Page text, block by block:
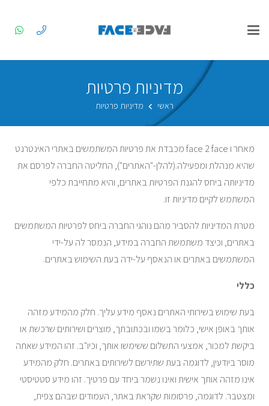
מדיניות פרטיות
ראשי מדיניות פרטיות
מאחר ו face 2 face מכבדת את פרטיות המשתמשים באתרי האינטרנט
שהיא מנהלת ומפעילה.(להלן-"האתרים"), החליטה החברה לפרסם את
מדיניותה ביחס להגנת הפרטיות באתרים, והיא מתחייבת כלפי
המשתמש לקיים מדיניות זו.
מטרת המדיניות להסביר מהם נוהגי החברה ביחס לפרטיות המשתמשים
באתרים, וכיצד משתמשת החברה במידע, הנמסר לה על-ידי
המשתמשים באתרים או הנאסף על-ידה בעת השימוש באתרים.
כללי
בעת שימוש בשירותי האתרים נאסף מידע עליך. חלק מהמידע מזהה
אותך באופן אישי, כלומר בשמו ובכתובתך, מוצרים ושירותים שרכשת או
ביקשת למכור, אמצעי התשלום ששימשו אותך, וכיו"ב. זהו המידע שאתה
מוסר ביודעין, לדוגמה בעת שתירשם לשירותים באתרים. חלק מהמידע
אינו מזהה אותך אישית ואינו נשמר ביחד עם פרטיך. זהו מידע סטטיסטי
ומצטבר. לדוגמה, פרסומות שקראת באתר, העמודים שבהם צפית,